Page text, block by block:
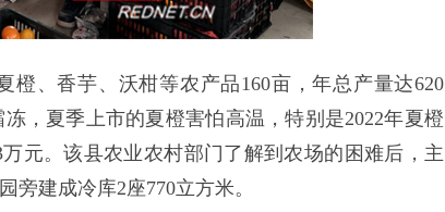
橙、香芋、沃柑等农产品160亩，年总产量达620
，夏季上市的夏橙害怕高温，特别是2022年夏橙
元。该县农业农村部门了解到农场的困难后，主
建成冷库2座770立方米。